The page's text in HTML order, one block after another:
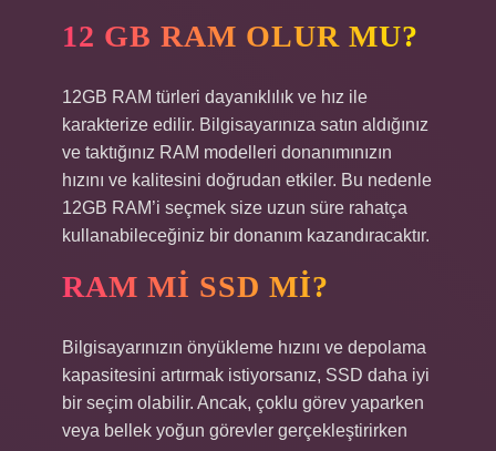
12 GB RAM OLUR MU?
12GB RAM türleri dayanıklılık ve hız ile
karakterize edilir. Bilgisayarınıza satın aldığınız
ve taktığınız RAM modelleri donanımınızın
hızını ve kalitesini doğrudan etkiler. Bu nedenle
12GB RAM’i seçmek size uzun süre rahatça
kullanabileceğiniz bir donanım kazandıracaktır.
RAM MI SSD MI?
Bilgisayarınızın önyükleme hızını ve depolama
kapasitesini artırmak istiyorsanız, SSD daha iyi
bir seçim olabilir. Ancak, çoklu görev yaparken
veya bellek yoğun görevler gerçekleştirirken